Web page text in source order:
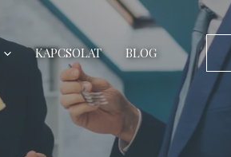
KAPCSOLAT BLOG